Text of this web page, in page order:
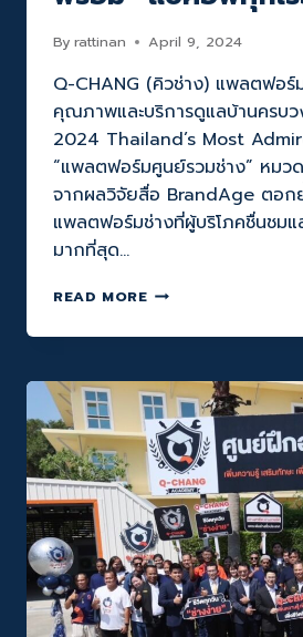
By rattinan April 9, 2024
Q-CHANG (คิวช่าง) แพลตฟอร์
คุณภาพและบริการดูแลบ้านครบว
2024 Thailand’s Most
“แพลตฟอร์มศูนย์รวมช่าง” หมว
จากผลวิจัยสื่อ BrandAge ตอก
แพลตฟอร์มช่างที่ผู้บริโภคชื่นชมแ
มากที่สุด…
READ MOREQ-
(คิว
‘ผู้นำ
แพลตฟอร์ม
ช่าง
ใน
ใจ
ผู้
บริโภค’
คว้า
รางวัล
THAILAND’S
MOST
ADMIRED